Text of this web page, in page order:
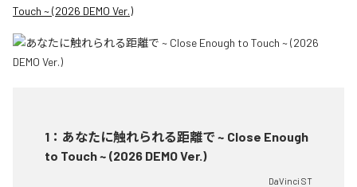
Touch ~ (2026 DEMO Ver.)
1 ： あなたに触れられる距離で ~ Close Enough
to Touch ~ (2026 DEMO Ver.)
DaVinci ST